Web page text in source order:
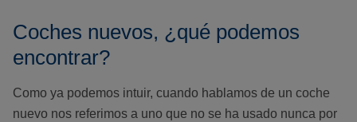
Coches nuevos, ¿qué podemos
encontrar?
Como ya podemos intuir, cuando hablamos de un coche
nuevo nos referimos a uno que no se ha usado nunca por